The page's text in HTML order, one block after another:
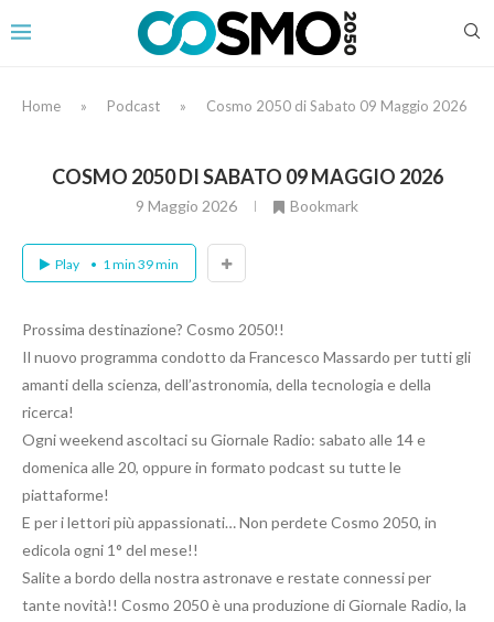
Home » Podcast » Cosmo 2050 di Sabato 09 Maggio 2026
COSMO 2050 DI SABATO 09 MAGGIO 2026
9 Maggio 2026 Bookmark
Play 1 min 39 min
Prossima destinazione? Cosmo 2050!!
Il nuovo programma condotto da Francesco Massardo per tutti gli
amanti della scienza, dell’astronomia, della tecnologia e della
ricerca!
Ogni weekend ascoltaci su Giornale Radio: sabato alle 14 e
domenica alle 20, oppure in formato podcast su tutte le
piattaforme!
E per i lettori più appassionati… Non perdete Cosmo 2050, in
edicola ogni 1° del mese!!
Salite a bordo della nostra astronave e restate connessi per
tante novità!! Cosmo 2050 è una produzione di Giornale Radio, la